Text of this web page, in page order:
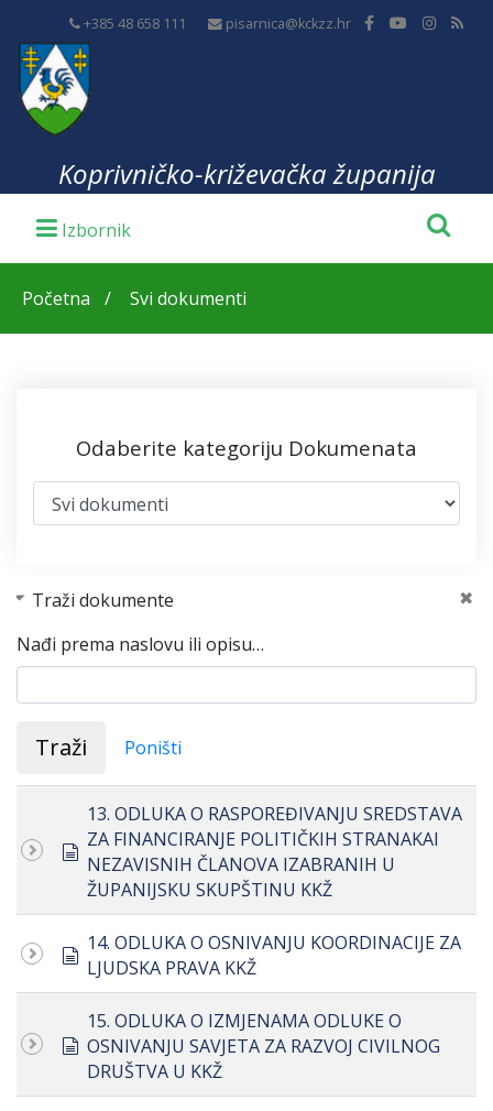
+385 48 658 111 pisarnica@kckzz.hr
Koprivničko-križevačka županija
Početna Svi dokumenti
Odaberite kategoriju Dokumenata
Traži dokumente
Nađi prema naslovu ili opisu…
Traži Poništi
document
13. ODLUKA O RASPOREĐIVANJU SREDSTAVA
ZA FINANCIRANJE POLITIČKIH STRANAKAI
NEZAVISNIH ČLANOVA IZABRANIH U
ŽUPANIJSKU SKUPŠTINU KKŽ
document
14. ODLUKA O OSNIVANJU KOORDINACIJE ZA
LJUDSKA PRAVA KKŽ
document
15. ODLUKA O IZMJENAMA ODLUKE O
OSNIVANJU SAVJETA ZA RAZVOJ CIVILNOG
DRUŠTVA U KKŽ